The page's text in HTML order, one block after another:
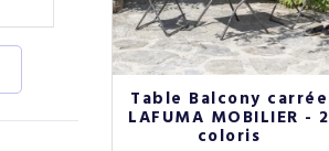
Table Balcony carrée
LAFUMA MOBILIER - 2
coloris